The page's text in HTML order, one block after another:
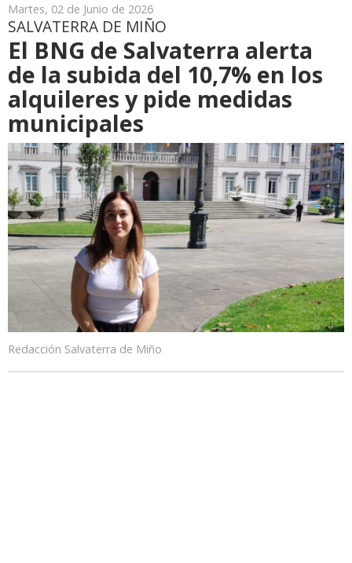
Martes, 02 de Junio de 2026
SALVATERRA DE MIÑO
El BNG de Salvaterra alerta
de la subida del 10,7% en los
alquileres y pide medidas
municipales
Redacción Salvaterra de Miño